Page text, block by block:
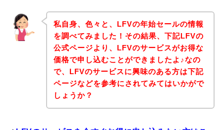
私自身、色々と、LFVの年始セールの情報
を調べてみました！その結果、下記LFVの
公式ページより、LFVのサービスがお得な
価格で申し込むことができましたよ♪なの
で、LFVのサービスに興味のある方は下記
ページなどを参考にされてみてはいかがで
しょうか？